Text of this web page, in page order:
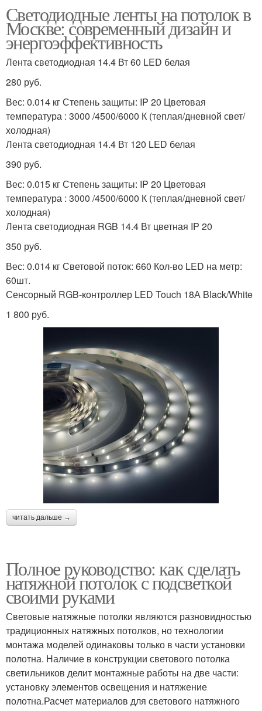
Светодиодные ленты на потолок в
Москве: современный дизайн и
энергоэффективность
Лента светодиодная 14.4 Вт 60 LED белая
280 руб.
Вес: 0.014 кг Степень защиты: IP 20 Цветовая
температура : 3000 /4500/6000 К (теплая/дневной свет/
холодная)
Лента светодиодная 14.4 Вт 120 LED белая
390 руб.
Вес: 0.015 кг Степень защиты: IP 20 Цветовая
температура : 3000 /4500/6000 К (теплая/дневной свет/
холодная)
Лента светодиодная RGB 14.4 Вт цветная IP 20
350 руб.
Вес: 0.014 кг Световой поток: 660 Кол-во LED на метр:
60шт.
Сенсорный RGB-контроллер LED Touch 18А Black/White
1 800 руб.
читать дальше →
Полное руководство: как сделать
натяжной потолок с подсветкой
своими руками
Световые натяжные потолки являются разновидностью
традиционных натяжных потолков, но технологии
монтажа моделей одинаковы только в части установки
полотна. Наличие в конструкции светового потолка
светильников делит монтажные работы на две части:
установку элементов освещения и натяжение
полотна.Расчет материалов для светового натяжного